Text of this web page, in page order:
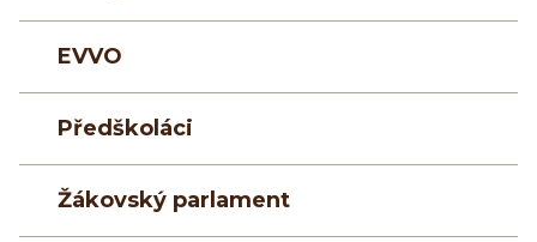
EVVO
Předškoláci
Žákovský parlament